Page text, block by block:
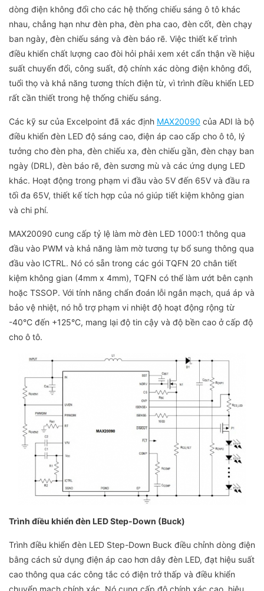
dòng điện không đổi cho các hệ thống chiếu sáng ô tô khác
nhau, chẳng hạn như đèn pha, đèn pha cao, đèn cốt, đèn chạy
ban ngày, đèn chiếu sáng và đèn báo rẽ. Việc thiết kế trình
điều khiển chất lượng cao đòi hỏi phải xem xét cẩn thận về hiệu
suất chuyển đổi, công suất, độ chính xác dòng điện không đổi,
tuổi thọ và khả năng tương thích điện từ, vì trình điều khiển LED
rất cần thiết trong hệ thống chiếu sáng.
Các kỹ sư của Excelpoint đã xác định MAX20090 của ADI là bộ
điều khiển đèn LED độ sáng cao, điện áp cao cấp cho ô tô, lý
tưởng cho đèn pha, đèn chiếu xa, đèn chiếu gần, đèn chạy ban
ngày (DRL), đèn báo rẽ, đèn sương mù và các ứng dụng LED
khác. Hoạt động trong phạm vi đầu vào 5V đến 65V và đầu ra
tối đa 65V, thiết kế tích hợp của nó giúp tiết kiệm không gian
và chi phí.
MAX20090 cung cấp tỷ lệ làm mờ đèn LED 1000:1 thông qua
đầu vào PWM và khả năng làm mờ tương tự bổ sung thông qua
đầu vào ICTRL. Nó có sẵn trong các gói TQFN 20 chân tiết
kiệm không gian (4mm x 4mm), TQFN có thể làm ướt bên cạnh
hoặc TSSOP. Với tính năng chẩn đoán lỗi ngắn mạch, quá áp và
bảo vệ nhiệt, nó hỗ trợ phạm vi nhiệt độ hoạt động rộng từ
-40°C đến +125°C, mang lại độ tin cậy và độ bền cao ở cấp độ
cho ô tô.
Trình điều khiển đèn LED Step-Down (Buck)
Trình điều khiển đèn LED Step-Down Buck điều chỉnh dòng điện
bằng cách sử dụng điện áp cao hơn dây đèn LED, đạt hiệu suất
cao thông qua các công tắc có điện trở thấp và điều khiển
chuyển mạch chính xác. Nó cung cấp độ chính xác cao, hiệu